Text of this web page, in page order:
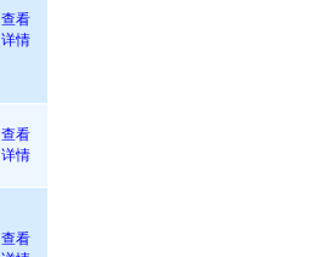
查看
详情
查看
详情
查看